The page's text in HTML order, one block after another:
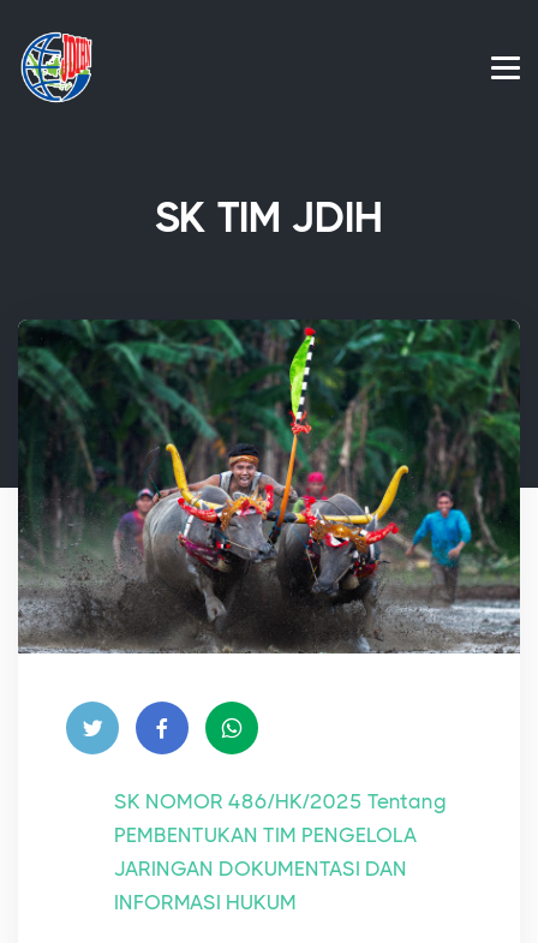
SK TIM JDIH
SK NOMOR 486/HK/2025 Tentang
PEMBENTUKAN TIM PENGELOLA
JARINGAN DOKUMENTASI DAN
INFORMASI HUKUM